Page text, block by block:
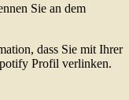
Sie an dem
dass Sie mit Ihrer
Profil verlinken.